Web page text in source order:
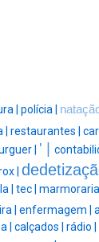
| polícia |
restaurantes |
| ' |
|
| tec | marmoraria
| enfermagem |
| calçados | rádio |